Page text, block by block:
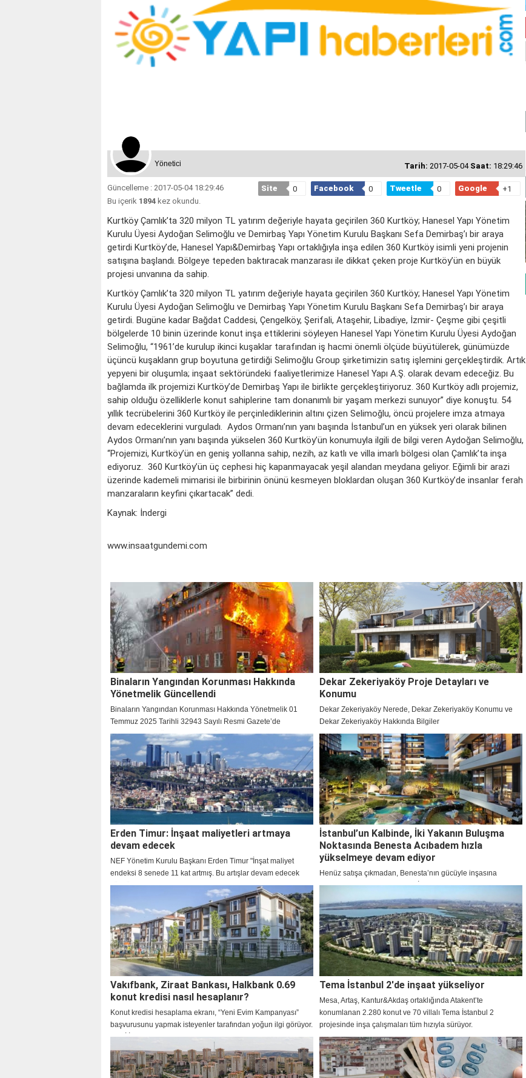
Yönetici Tarih: 2017-05-04 Saat: 18:29:46
Güncelleme : 2017-05-04 18:29:46
Bu içerik 1894 kez okundu.
Site 0 Facebook 0 Tweetle 0 Google +1
Kurtköy Çamlık’ta 320 milyon TL yatırım değeriyle hayata geçirilen 360 Kurtköy; Hanesel Yapı Yönetim
Kurulu Üyesi Aydoğan Selimoğlu ve Demirbaş Yapı Yönetim Kurulu Başkanı Sefa Demirbaş’ı bir araya
getirdi Kurtköy’de, Hanesel Yapı&Demirbaş Yapı ortaklığıyla inşa edilen 360 Kurtköy isimli yeni projenin
satışına başlandı. Bölgeye tepeden baktıracak manzarası ile dikkat çeken proje Kurtköy’ün en büyük
projesi unvanına da sahip.
Kurtköy Çamlık’ta 320 milyon TL yatırım değeriyle hayata geçirilen 360 Kurtköy; Hanesel Yapı Yönetim
Kurulu Üyesi Aydoğan Selimoğlu ve Demirbaş Yapı Yönetim Kurulu Başkanı Sefa Demirbaş’ı bir araya
getirdi. Bugüne kadar Bağdat Caddesi, Çengelköy, Şerifali, Ataşehir, Libadiye, İzmir- Çeşme gibi çeşitli
bölgelerde 10 binin üzerinde konut inşa ettiklerini söyleyen Hanesel Yapı Yönetim Kurulu Üyesi Aydoğan
Selimoğlu, “1961’de kurulup ikinci kuşaklar tarafından iş hacmi önemli ölçüde büyütülerek, günümüzde
üçüncü kuşaklann grup boyutuna getirdiği Selimoğlu Group şirketimizin satış işlemini gerçekleştirdik. Artık
yepyeni bir oluşumla; inşaat sektöründeki faaliyetlerimize Hanesel Yapı A.Ş. olarak devam edeceğiz. Bu
bağlamda ilk projemizi Kurtköy’de Demirbaş Yapı ile birlikte gerçekleştiriyoruz. 360 Kurtköy adlı projemiz,
sahip olduğu özelliklerle konut sahiplerine tam donanımlı bir yaşam merkezi sunuyor” diye konuştu. 54
yıllık tecrübelerini 360 Kurtköy ile perçinlediklerinin altını çizen Selimoğlu, öncü projelere imza atmaya
devam edeceklerini vurguladı. Aydos Ormanı’nın yanı başında İstanbul’un en yüksek yeri olarak bilinen
Aydos Ormanı’nın yanı başında yükselen 360 Kurtköy’ün konumuyla ilgili de bilgi veren Aydoğan Selimoğlu,
“Projemizi, Kurtköy’ün en geniş yollanna sahip, nezih, az katlı ve villa imarlı bölgesi olan Çamlık’ta inşa
ediyoruz. 360 Kurtköy’ün üç cephesi hiç kapanmayacak yeşil alandan meydana geliyor. Eğimli bir arazi
üzerinde kademeli mimarisi ile birbirinin önünü kesmeyen bloklardan oluşan 360 Kurtköy’de insanlar ferah
manzaraların keyfini çıkartacak” dedi.
Kaynak: İndergi
www.insaatgundemi.com
Binaların Yangından Korunması Hakkında
Yönetmelik Güncellendi
Binaların Yangından Korunması Hakkında Yönetmelik 01
Temmuz 2025 Tarihli 32943 Sayılı Resmi Gazete’de
yayımlanarak güncellendi. Bu güncelleme ile ilgili
yönetmeliğe aşağıdaki madde eklendi:
Dekar Zekeriyaköy Proje Detayları ve
Konumu
Dekar Zekeriyaköy Nerede, Dekar Zekeriyaköy Konumu ve
Dekar Zekeriyaköy Hakkında Bilgiler
Erden Timur: İnşaat maliyetleri artmaya
devam edecek
NEF Yönetim Kurulu Başkanı Erden Timur "İnşat maliyet
endeksi 8 senede 11 kat artmış. Bu artışlar devam edecek
çünkü enflasyon artıyor. Tabi maliyetler yatırımlara da
yansıyor, üretim azalıyor" dedi.
İstanbul’un Kalbinde, İki Yakanın Buluşma
Noktasında Benesta Acıbadem hızla
yükselmeye devam ediyor
Henüz satışa çıkmadan, Benesta’nın gücüyle inşasına
başlanan Benesta Acıbadem, İstanbul Anadolu ve Avrupa
yakasını birbirine bağlayan en değerli lokasyonlardan
Acıbadem’de yükseliyor. Benesta Acıbadem’de ön satış
dönemi devam ediyor.
Vakıfbank, Ziraat Bankası, Halkbank 0.69
konut kredisi nasıl hesaplanır?
Konut kredisi hesaplama ekranı, “Yeni Evim Kampanyası”
başvurusunu yapmak isteyenler tarafından yoğun ilgi görüyor.
TOKİ İlk Evim Kampanyasının ardından vatandaşlar
heyecanla orta gelirlilere yönelik düzenlenecek olan yeni
kampanyayı beklemeye başlamışlardı. Başvurular dün
başladı. Peki, konut kredisi nasıl hesaplanır? İşte 0.69 faizli
Tema İstanbul 2'de inşaat yükseliyor
Mesa, Artaş, Kantur&Akdaş ortaklığında Atakent’te
konumlanan 2.280 konut ve 70 villalı Tema İstanbul 2
projesinde inşa çalışmaları tüm hızıyla sürüyor.